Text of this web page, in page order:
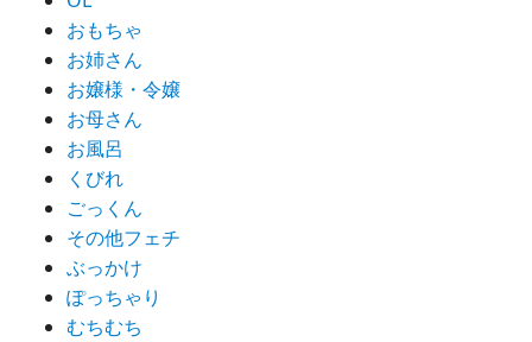
おもちゃ
お姉さん
お嬢様・令嬢
お母さん
お風呂
くびれ
ごっくん
その他フェチ
ぶっかけ
ぽっちゃり
むちむち